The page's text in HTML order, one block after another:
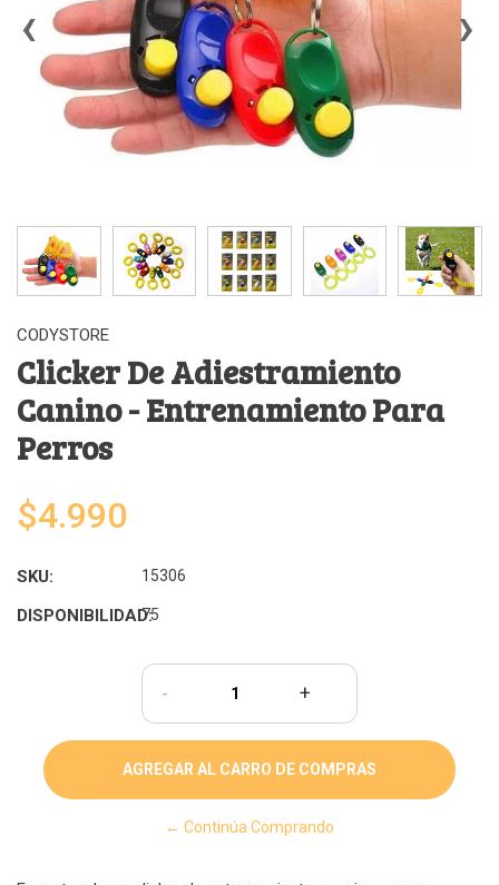
‹ ›
CODYSTORE
Clicker De Adiestramiento
Canino - Entrenamiento Para
Perros
$4.990
SKU: 15306
DISPONIBILIDAD:
75
- +
← Continúa Comprando